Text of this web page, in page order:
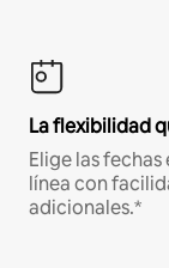
La flexibilidad
Elige las
línea con
adicionales.*